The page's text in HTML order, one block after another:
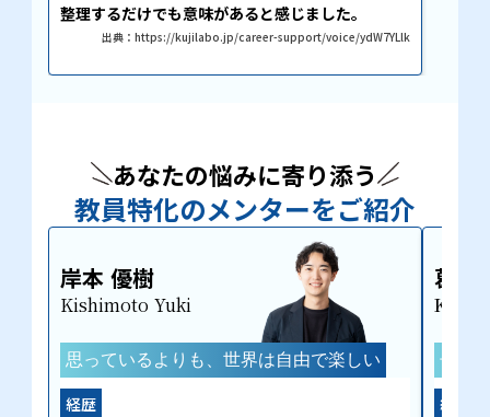
整理するだけでも意味があると感じました。
出典：https://kujilabo.jp/career-support/voice/ydW7YLlk
あなたの悩みに寄り添う
教員特化のメンターをご紹介
岸本 優樹
Kishimoto Yuki
思っているよりも、世界は自由で楽しい
経歴
葛山
子ど
経歴